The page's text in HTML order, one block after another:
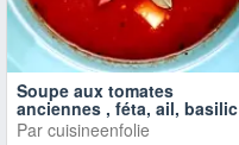
Soupe aux tomates
anciennes , féta, ail, basilic
Par cuisineenfolie